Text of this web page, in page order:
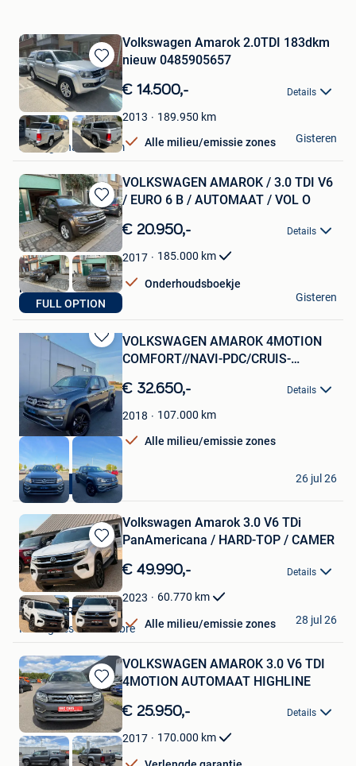
Bewaren
in
Mijn
Favorieten
Volkswagen Amarok 2.0TDI 183dkm
nieuw 0485905657
€ 14.500,- Details
2013 189.950 km
Alle milieu/emissie zones
patrik
Sint-Agatha-Berchem
Gisteren
Bewaren
in
Mijn
Favorieten
FULL OPTION
VOLKSWAGEN AMAROK / 3.0 TDI V6
/ EURO 6 B / AUTOMAAT / VOL O
€ 20.950,- Details
2017 185.000 km
Onderhoudsboekje
MCS
Berchem
Gisteren
Bewaren
in
Mijn
Favorieten
BTW INCL
VOLKSWAGEN AMAROK 4MOTION
COMFORT//NAVI-PDC/CRUIS-
€ 32.650,- Details
2018 107.000 km
Alle milieu/emissie zones
DR CARS
Ieper
26 jul 26
Bewaren
in
Mijn
Favorieten
Volkswagen Amarok 3.0 V6 TDi
PanAmericana / HARD-TOP / CAMER
€ 49.990,- Details
2023 60.770 km
Alle milieu/emissie zones
BE MOTORS
Montignies-Sur-Sambre
28 jul 26
Bewaren
in
Mijn
Favorieten
VOLKSWAGEN AMAROK 3.0 V6 TDI
4MOTION AUTOMAAT HIGHLINE
€ 25.950,- Details
2017 170.000 km